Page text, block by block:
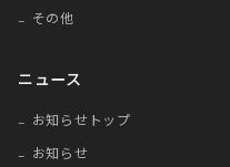
その他
ニュース
お知らせトップ
お知らせ